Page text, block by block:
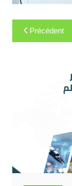
Navigation
de
Précédent